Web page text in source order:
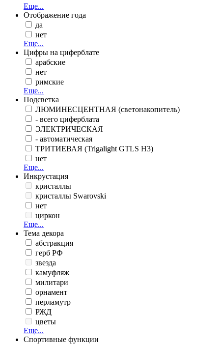
Еще...
Отображение года
да
нет
Еще...
Цифры на циферблате
арабские
нет
римские
Еще...
Подсветка
ЛЮМИНЕСЦЕНТНАЯ (светонакопитель)
- всего циферблата
ЭЛЕКТРИЧЕСКАЯ
- автоматическая
ТРИТИЕВАЯ (Trigalight GTLS H3)
нет
Еще...
Инкрустация
кристаллы
кристаллы Swarovski
нет
циркон
Еще...
Тема декора
абстракция
герб РФ
звезда
камуфляж
милитари
орнамент
перламутр
РЖД
цветы
Еще...
Спортивные функции